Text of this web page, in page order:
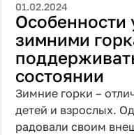
01.02.2024
Особенности
зимними
состоянии
Зимние горки –
детей и взрослых.
радовали своим